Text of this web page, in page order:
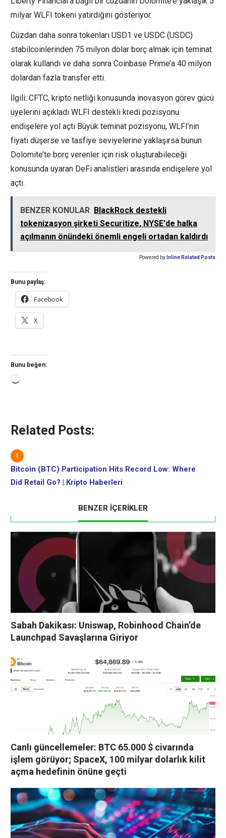
milyar WLFI tokeni yatırdığını gösteriyor.
Cüzdan daha sonra tokenları USD1 ve USDC (USDC)
stabilcoinlerinden 75 milyon dolar borç almak için teminat
olarak kullandı ve daha sonra Coinbase Prime’a 40 milyon
dolardan fazla transfer etti.
İlgili: CFTC, kripto netliği konusunda inovasyon görev gücü
üyelerini açıkladı WLFI destekli kredi pozisyonu
endişelere yol açtı Büyük teminat pozisyonu, WLFI’nin
fiyatı düşerse ve tasfiye seviyelerine yaklaşırsa bunun
Dolomite’te borç verenler için risk oluşturabileceği
konusunda uyaran DeFi analistleri arasında endişelere yol
açtı.
BENZER KONULAR BlackRock destekli
tokenizasyon şirketi Securitize, NYSE'de halka
açılmanın önündeki önemli engeli ortadan kaldırdı
Powered by Inline Related Posts
Bunu paylaş:
Facebook
X
Bunu beğen:
Yükleniyor...
Related Posts:
Bitcoin (BTC) Participation Hits Record Low: Where
Did Retail Go? | Kripto Haberleri
BENZER İÇERİKLER
Sabah Dakikası: Uniswap, Robinhood Chain’de
Launchpad Savaşlarına Giriyor
Canlı güncellemeler: BTC 65.000 $ civarında
işlem görüyor; SpaceX, 100 milyar dolarlık kilit
açma hedefinin önüne geçti